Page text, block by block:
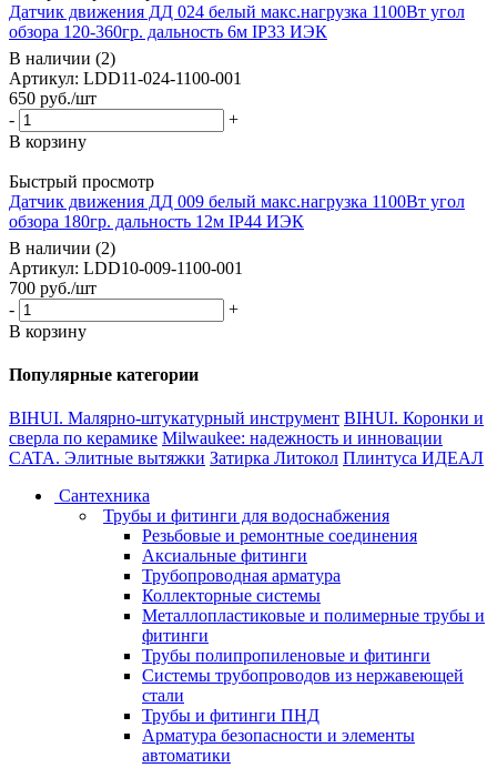
Датчик движения ДД 024 белый макс.нагрузка 1100Вт угол
обзора 120-360гр. дальность 6м IP33 ИЭК
В наличии (2)
Артикул: LDD11-024-1100-001
650 руб./шт
-
+
В корзину
Быстрый просмотр
Датчик движения ДД 009 белый макс.нагрузка 1100Вт угол
обзора 180гр. дальность 12м IP44 ИЭК
В наличии (2)
Артикул: LDD10-009-1100-001
700 руб./шт
-
+
В корзину
Популярные категории
BIHUI. Малярно-штукатурный инструмент BIHUI. Коронки и
сверла по керамике Milwaukee: надежность и инновации
CATA. Элитные вытяжки Затирка Литокол Плинтуса ИДЕАЛ
Сантехника
Трубы и фитинги для водоснабжения
Резьбовые и ремонтные соединения
Аксиальные фитинги
Трубопроводная арматура
Коллекторные системы
Металлопластиковые и полимерные трубы и
фитинги
Трубы полипропиленовые и фитинги
Системы трубопроводов из нержавеющей
стали
Трубы и фитинги ПНД
Арматура безопасности и элементы
автоматики